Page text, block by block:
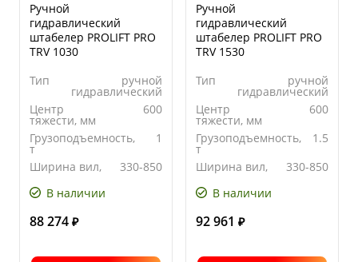
Ручной
гидравлический
штабелер PROLIFT PRO
TRV 1030
Тип
ручной
гидравлический
Центр
тяжести, мм
600
Грузоподъемность,
т
1
Ширина вил,
330-850
В наличии
88 274 ₽
Ручной
гидравлический
штабелер PROLIFT PRO
TRV 1530
Тип
ручной
гидравлический
Центр
тяжести, мм
600
Грузоподъемность,
т
1.5
Ширина вил,
330-850
В наличии
92 961 ₽